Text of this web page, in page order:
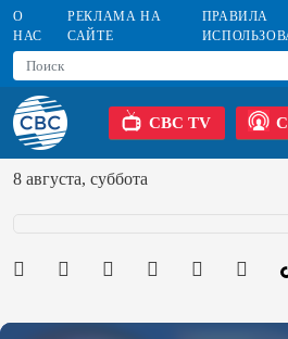
О
НАС
РЕКЛАМА НА
САЙТЕ
ПРАВИЛА
CBC TV
8 августа, суббота